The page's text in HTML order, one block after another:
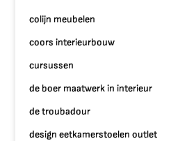
colijn meubelen
coors interieurbouw
cursussen
de boer maatwerk in interieur
de troubadour
design eetkamerstoelen outlet